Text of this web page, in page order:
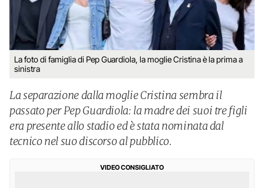
La foto di famiglia di Pep Guardiola, la moglie Cristina è la prima a
sinistra
La separazione dalla moglie Cristina sembra il
passato per Pep Guardiola: la madre dei suoi tre figli
era presente allo stadio ed è stata nominata dal
tecnico nel suo discorso al pubblico.
VIDEO CONSIGLIATO